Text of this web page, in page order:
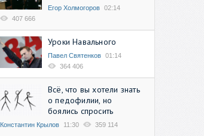
Егор Холмогоров 02:14
407 666
Уроки Навального
Павел Святенков 01:14
364 406
Всё, что вы хотели знать
о педофилии, но
боялись спросить
Константин Крылов 11:30 359 114